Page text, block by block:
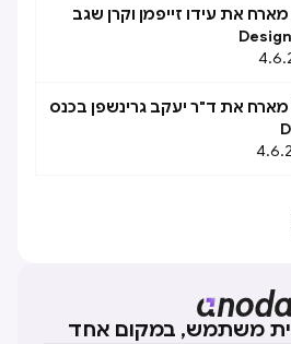
את עידו זייפמן וקרן שגב
מארח את ד"ר יעקב גרינשפן בכנס
משתמש, במקום אחד